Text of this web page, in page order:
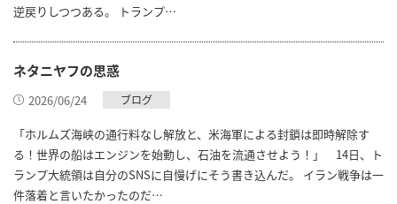
逆戻りしつつある。 トランプ…
ネタニヤフの思惑
2026/06/24 ブログ
「ホルムズ海峡の通行料なし解放と、米海軍による封鎖は即時解除す
る！世界の船はエンジンを始動し、石油を流通させよう！」 14日、ト
ランプ大統領は自分のSNSに自慢げにそう書き込んだ。 イラン戦争は一
件落着と言いたかったのだ…